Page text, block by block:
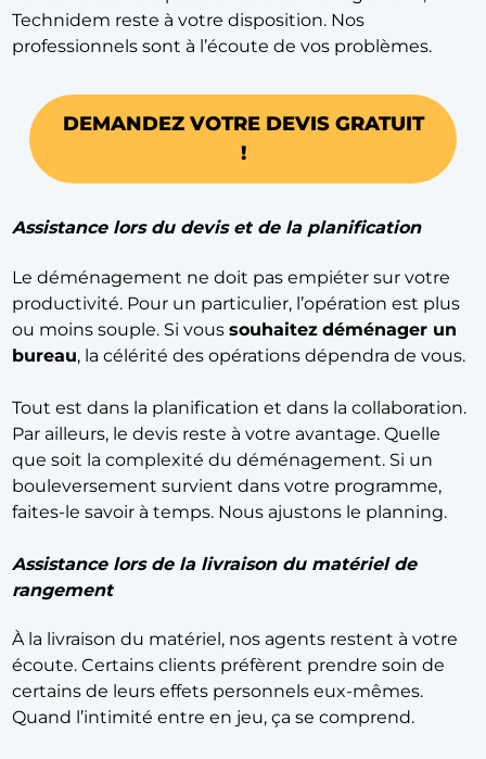
Technidem reste à votre disposition. Nos
professionnels sont à l’écoute de vos problèmes.
DEMANDEZ VOTRE DEVIS GRATUIT
!
Assistance lors du devis et de la planification
Le déménagement ne doit pas empiéter sur votre
productivité. Pour un particulier, l’opération est plus
ou moins souple. Si voussouhaitez déménager un
bureau, la célérité des opérations dépendra de vous.
Tout est dans la planification et dans la collaboration.
Par ailleurs, le devis reste à votre avantage. Quelle
que soit la complexité du déménagement. Si un
bouleversement survient dans votre programme,
faites-le savoir à temps. Nous ajustons le planning.
Assistance lors de la livraison du matériel de
rangement
À la livraison du matériel, nos agents restent à votre
écoute. Certains clients préfèrent prendre soin de
certains de leurs effets personnels eux-mêmes.
Quand l’intimité entre en jeu, ça se comprend.